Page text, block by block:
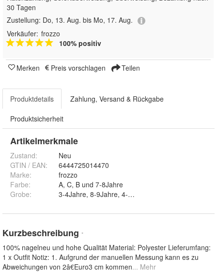
30 Tagen
Zustellung: Do, 13. Aug. bis Mo, 17. Aug.
Verkäufer: frozzo
100% positiv
Merken Preis vorschlagen Teilen
Produktdetails Zahlung, Versand & Rückgabe
Produktsicherheit
Artikelmerkmale
Zustand:
Neu
GTIN / EAN:
6444725014470
Marke:
frozzo
Farbe:
A, C, B und 7-8Jahre
Grobe:
Kurzbeschreibung *
100% nagelneu und hohe Qualität Material: Polyester Lieferumfang:
1 x Outfit Notiz: 1. Aufgrund der manuellen Messung kann es zu
Abweichungen von 2â€Euro3 cm kommen... Mehr